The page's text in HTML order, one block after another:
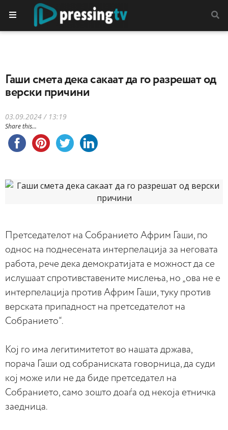
Гаши смета дека сакаат да го разрешат од
верски причини
03.09.2024 / 13:19
Share this...
Претседателот на Собранието Африм Гаши, по
однос на поднесената интерпелација за неговата
работа, рече дека демократијата е можност да се
ислушаат спротивставените мислења, но „ова не е
интерпелација против Африм Гаши, туку против
верската припадност на претседателот на
Собранието“.
Кој го има легитимитетот во нашата држава,
порача Гаши од собраниската говорница, да суди
кој може или не да биде претседател на
Собранието, само зошто доаѓа од некоја етничка
заедница.